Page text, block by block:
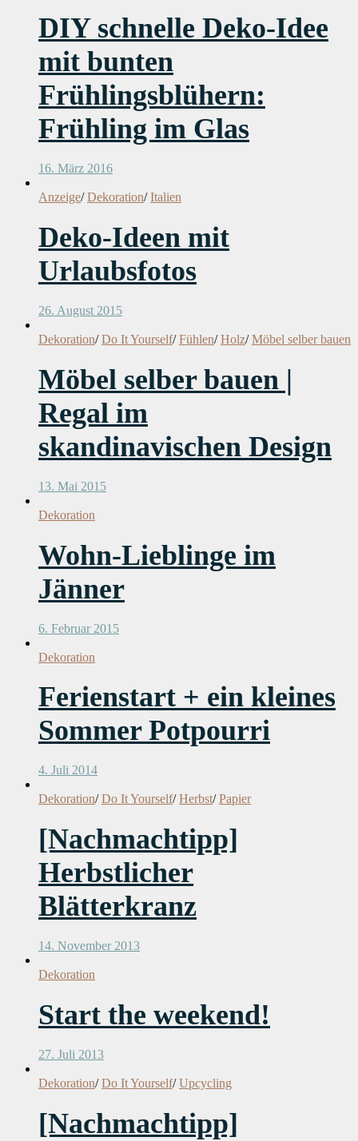
DIY schnelle Deko-Idee
mit bunten
Frühlingsblühern:
Frühling im Glas
16. März 2016
Anzeige/ Dekoration/ Italien
Deko-Ideen mit
Urlaubsfotos
26. August 2015
Dekoration/ Do It Yourself/ Fühlen/ Holz/ Möbel selber bauen
Möbel selber bauen |
Regal im
skandinavischen Design
13. Mai 2015
Dekoration
Wohn-Lieblinge im
Jänner
6. Februar 2015
Dekoration
Ferienstart + ein kleines
Sommer Potpourri
4. Juli 2014
Dekoration/ Do It Yourself/ Herbst/ Papier
[Nachmachtipp]
Herbstlicher
Blätterkranz
14. November 2013
Dekoration
Start the weekend!
27. Juli 2013
Dekoration/ Do It Yourself/ Upcycling
[Nachmachtipp]